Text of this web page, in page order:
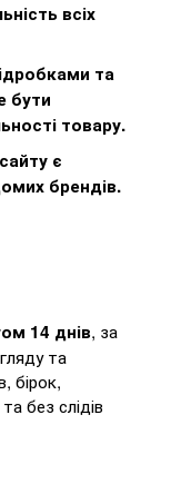
всіх
та
бути
товару.
є
брендів.
14 днів, за
та
бірок,
без слідів